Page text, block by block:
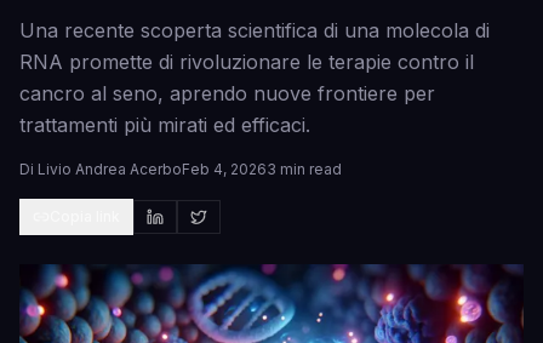
Una recente scoperta scientifica di una molecola di
RNA promette di rivoluzionare le terapie contro il
cancro al seno, aprendo nuove frontiere per
trattamenti più mirati ed efficaci.
Di Livio Andrea AcerboFeb 4, 20263 min read